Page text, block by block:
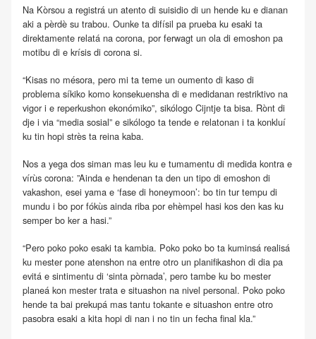
Na Kòrsou a registrá un atento di suisidio di un hende ku e dianan
aki a pèrdè su trabou. Ounke ta difísil pa prueba ku esaki ta
direktamente relatá na corona, por ferwagt un ola di emoshon pa
motibu di e krísis di corona si.
“Kisas no mésora, pero mi ta teme un oumento di kaso di
problema síkiko komo konsekuensha di e medidanan restriktivo na
vigor i e reperkushon ekonómiko”, sikólogo Cijntje ta bisa. Rònt di
dje i via “media sosial” e sikólogo ta tende e relatonan i ta konkluí
ku tin hopi strès ta reina kaba.
Nos a yega dos siman mas leu ku e tumamentu di medida kontra e
vírùs corona: ”Ainda e hendenan ta den un tipo di emoshon di
vakashon, esei yama e ‘fase di honeymoon’: bo tin tur tempu di
mundu i bo por fókùs ainda riba por ehèmpel hasi kos den kas ku
semper bo ker a hasi.”
“Pero poko poko esaki ta kambia. Poko poko bo ta kuminsá realisá
ku mester pone atenshon na entre otro un planifikashon di dia pa
evitá e sintimentu di ‘sinta pòrnada’, pero tambe ku bo mester
planeá kon mester trata e situashon na nivel personal. Poko poko
hende ta bai prekupá mas tantu tokante e situashon entre otro
pasobra esaki a kita hopi di nan i no tin un fecha final kla.”